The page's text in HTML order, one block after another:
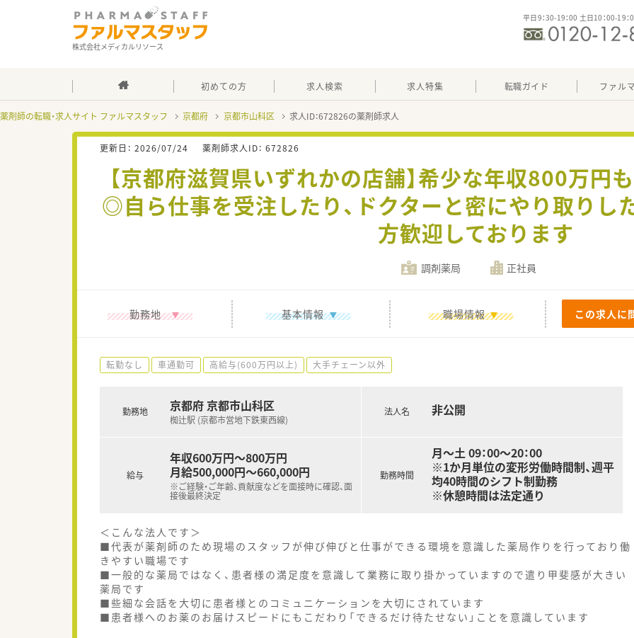
株式会社メディカルリソース
平日9：30-19：00 土日10：00-19
初めての方 求人検索 求人特集 転職ガイド ファル
薬剤師の転職・求人サイト ファルマスタッフ 京都府 京都市山科区 求人ID：672826の薬剤師求人
更新日： 2026/07/24 薬剤師求人ID： 672826
【京都府滋賀県いずれかの店舗】希少な年収800万円
◎自ら仕事を受注したり、ドクターと密にやり取りし
方歓迎しております
調剤薬局 正社員
勤務地 基本情報 職場情報 この求人に
転勤なし 車通勤可 高給与(600万円以上) 大手チェーン以外
勤務地 京都府 京都市山科区
椥辻駅 (京都市営地下鉄東西線)
給与
年収600万円～800万円
月給500,000円～660,000円
※ご経験・ご年齢、貢献度などを面接時に確認、面
接後最終決定
法人名 非公開
勤務時間
月～土 09：00～20：00
※1か月単位の変形労働時間制、週平
均40時間のシフト制勤務
※休憩時間は法定通り
＜こんな法人です＞
■代表が薬剤師のため現場のスタッフが伸び伸びと仕事ができる環境を意識した薬局作りを行っており働
きやすい職場です
■一般的な薬局ではなく、患者様の満足度を意識して業務に取り掛かっていますので遣り甲斐感が大きい
薬局です
■些細な会話を大切に患者様とのコミュニケーションを大切にされています
■患者様へのお薬のお届けスピードにもこだわり「できるだけ待たせない」ことを意識しています